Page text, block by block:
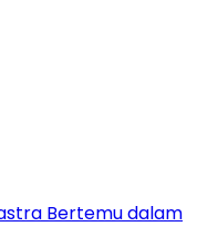
Bertemu dalam